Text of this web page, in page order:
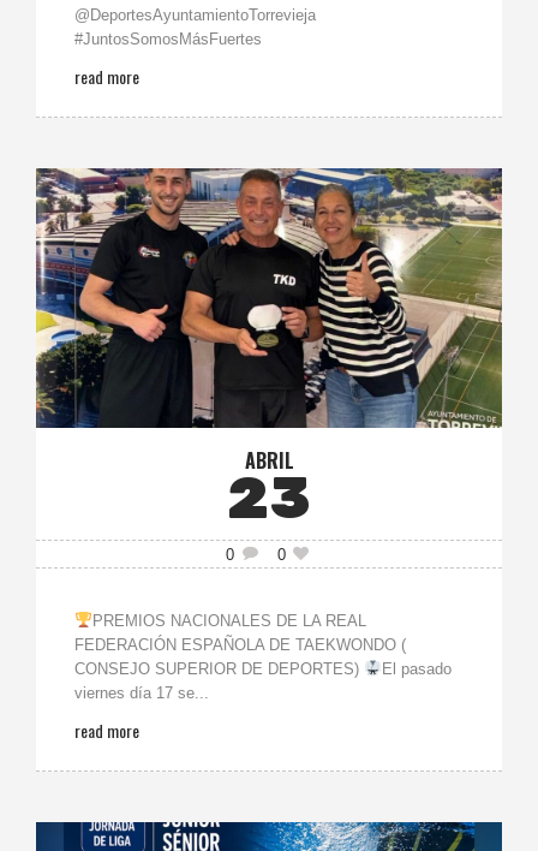
@DeportesAyuntamientoTorrevieja
#JuntosSomosMásFuertes
read more
ABRIL
23
0 0
PREMIOS NACIONALES DE LA REAL
FEDERACIÓN ESPAÑOLA DE TAEKWONDO (
CONSEJO SUPERIOR DE DEPORTES)
El pasado
viernes día 17 se...
read more